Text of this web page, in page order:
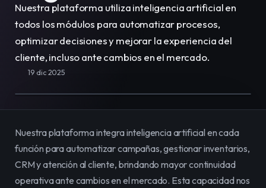
E-CommerceVende, renta y administra
todo tu catálogo en línea fácilmente.
EquipoOrganiza y potencia el trabajo de tu
ContenidosPublica y gestiona contenido
Nuestra plataforma utiliza inteligencia artificial en
todos los módulos para automatizar procesos,
optimizar decisiones y mejorar la experiencia del
cliente, incluso ante cambios en el mercado.
19 dic 2025
Nuestra plataforma integra inteligencia artificial en cada
función para automatizar campañas, gestionar inventarios,
CRM y atención al cliente, brindando mayor continuidad
operativa ante cambios en el mercado. Esta capacidad nos